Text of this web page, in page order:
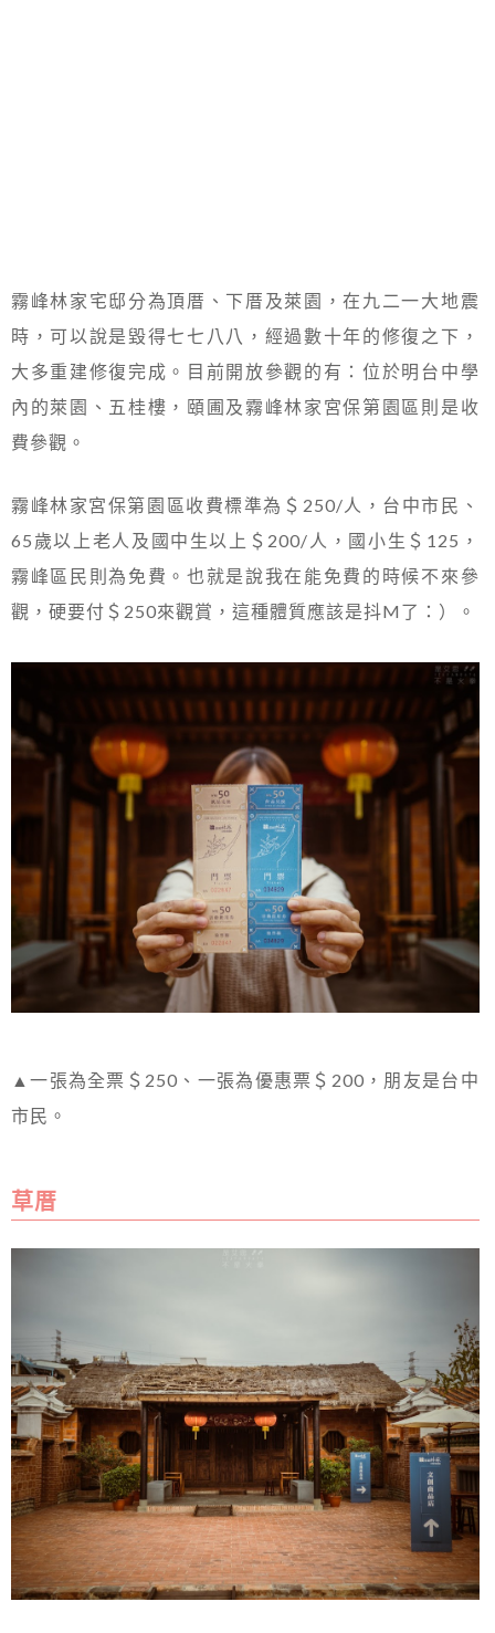
霧峰林家宅邸分為頂厝、下厝及萊園，在九二一大地震
時，可以說是毀得七七八八，經過數十年的修復之下，
大多重建修復完成。目前開放參觀的有：位於明台中學
內的萊園、五桂樓，頤圃及霧峰林家宮保第園區則是收
費參觀。
霧峰林家宮保第園區收費標準為＄250/人，台中市民、
65歲以上老人及國中生以上＄200/人，國小生＄125，
霧峰區民則為免費。也就是說我在能免費的時候不來參
觀，硬要付＄250來觀賞，這種體質應該是抖M了：）。
▲一張為全票＄250、一張為優惠票＄200，朋友是台中
市民。
草厝